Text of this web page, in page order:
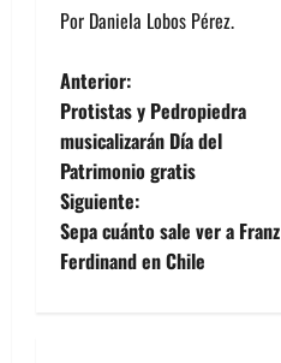
Por Daniela Lobos Pérez.
N
a
v
e
Anterior:
Protistas y Pedropiedra
musicalizarán Día del
Patrimonio gratis
Siguiente:
Sepa cuánto sale ver a Franz
Ferdinand en Chile